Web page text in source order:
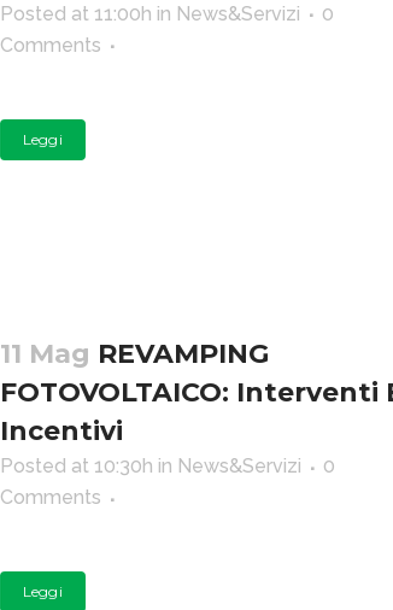
Posted at 11:00h in News&Servizi
0
Comments
Leggi
11 Mag REVAMPING
FOTOVOLTAICO: Interventi
Incentivi
Posted at 10:30h in News&Servizi
0
Comments
Leggi